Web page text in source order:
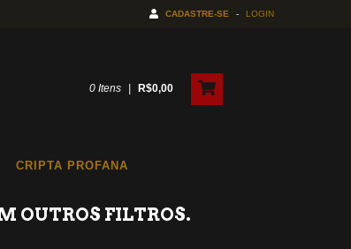
CADASTRE-SE - LOGIN
0Itens | R$0,00
CRIPTA PROFANA
OUTROS FILTROS.